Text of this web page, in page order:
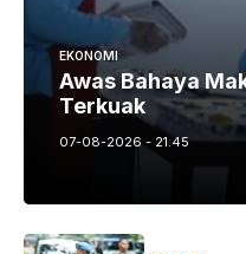
EKONOMI
Awas Bahaya
Terkuak
07-08-2026 - 21.45